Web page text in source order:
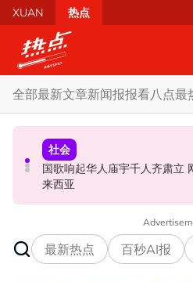
Skip to main content
XUAN 热点
全部最新文章新闻报报看八点最
政治
反驳
社会
国歌响起华人庙宇千人齐肃立 网友动容：这才是真正的马
来西亚
政治
马六甲州选 | 甲州选席谈判现
值得探讨
最新热点 百秒AI报